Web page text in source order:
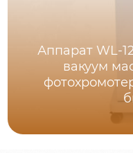
Аппарат WL-
вакуум